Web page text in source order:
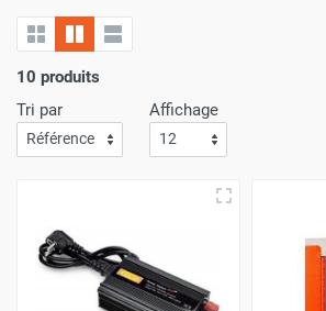
inégalées à chaque visite. De plus,
l'importance
pourquoi nous nous assurons que
à votre porte avecla plus grande
Faites vos achats sur Airchaud
expérience où l'excellence et la vitesse
à l'avantage de prix compétitifs.
10 produits
Tri par
Affichage